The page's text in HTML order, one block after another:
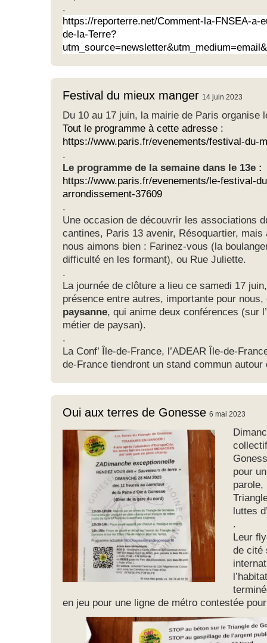
.
https://reporterre.net/Comment-la-FNSEA-a-
de-la-Terre?
Festival du mieux manger 14 juin 2023
Du 10 au 17 juin, la mairie de Paris organise
Tout le programme à cette adresse :
https://www.paris.fr/evenements/festival-du-
.
Le programme de la semaine dans le 13e :
https://www.paris.fr/evenements/le-festival-
arrondissement-37609
.
Une occasion de découvrir les associations
cantines, Paris 13 avenir, Résoquartier,
nous aimons bien : Farinez-vous (la
difficulté en les formant), ou Rue Juliette.
.
La journée de clôture a lieu ce samedi 17
présence entre autres, importante pour
paysanne, qui anime deux conférences (sur
métier de paysan).
.
La Conf’ Île-de-France, l’ADEAR Île-de-
de-France tiendront un stand commun autour
Oui aux terres de Gonesse 6 mai 2023
pour
parole,
luttes
.
Leur
de cité
en jeu pour une ligne de métro contestée